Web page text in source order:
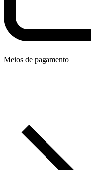
Meios de pagamento